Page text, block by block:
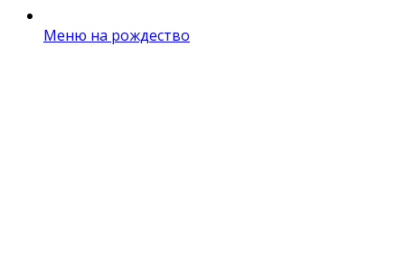
Меню на рождество